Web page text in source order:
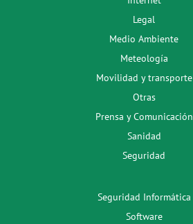
Legal
Medio Ambiente
Meteología
Movilidad y transporte
Otras
Prensa y Comunicación
Sanidad
Seguridad
Seguridad Informática
Software